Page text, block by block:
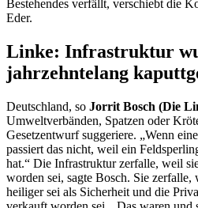
Bestehendes verfällt, verschiebt die
Eder.
Linke: Infrastruktur
jahrzehntelang
Deutschland, so Jorrit Bosch (Die
Umweltverbänden, Spatzen oder
Gesetzentwurf suggeriere. „Wenn
passiert das nicht, weil ein
hat.“ Die Infrastruktur zerfalle, weil
worden sei, sagte Bosch. Sie zerfalle,
heiliger sei als Sicherheit und die